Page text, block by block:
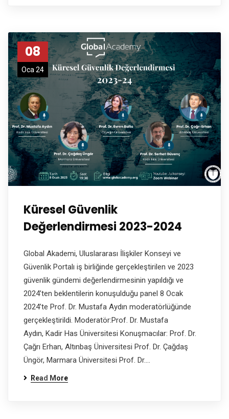
08
Oca 24
Küresel Güvenlik
Değerlendirmesi 2023-2024
Global Akademi, Uluslararası İlişkiler Konseyi ve
Güvenlik Portalı iş birliğinde gerçekleştirilen ve 2023
güvenlik gündemi değerlendirmesinin yapıldığı ve
2024’ten beklentilerin konuşulduğu panel 8 Ocak
2024’te Prof. Dr. Mustafa Aydın moderatörlüğünde
gerçekleştirildi. Moderatör:Prof. Dr. Mustafa
Aydın, Kadir Has Üniversitesi Konuşmacılar: Prof. Dr.
Çağrı Erhan, Altınbaş Üniversitesi Prof. Dr. Çağdaş
Üngör, Marmara Üniversitesi Prof. Dr.…
Read More